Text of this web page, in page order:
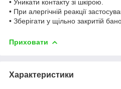
• Уникати контакту зі шкірою.
• При алергічній реакції
• Зберігати у щільно закритій
Приховати
Характеристики